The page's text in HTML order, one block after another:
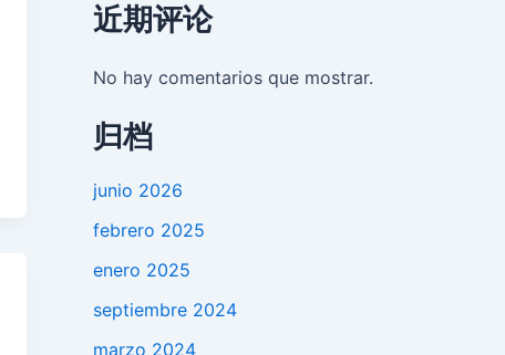
近期评论
No hay comentarios que mostrar.
归档
junio 2026
febrero 2025
enero 2025
septiembre 2024
marzo 2024